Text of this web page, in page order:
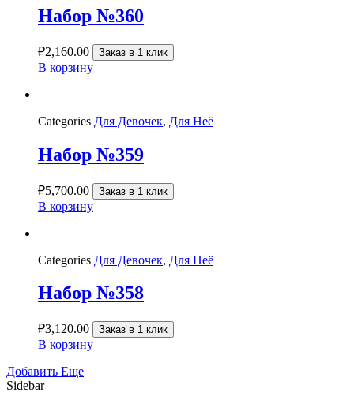
Набор №360
₽2,160.00 Заказ в 1 клик
В корзину
Categories Для Девочек, Для Неё
Набор №359
₽5,700.00 Заказ в 1 клик
В корзину
Categories Для Девочек, Для Неё
Набор №358
₽3,120.00 Заказ в 1 клик
В корзину
Добавить Еще
Sidebar